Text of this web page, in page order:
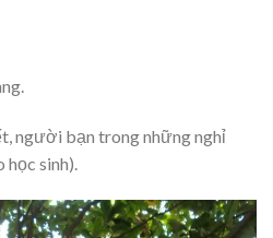
người bạn trong những nghỉ
học sinh).